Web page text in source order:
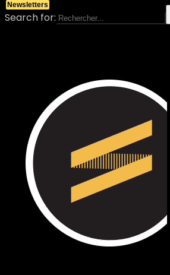
Search for:
Newsletters